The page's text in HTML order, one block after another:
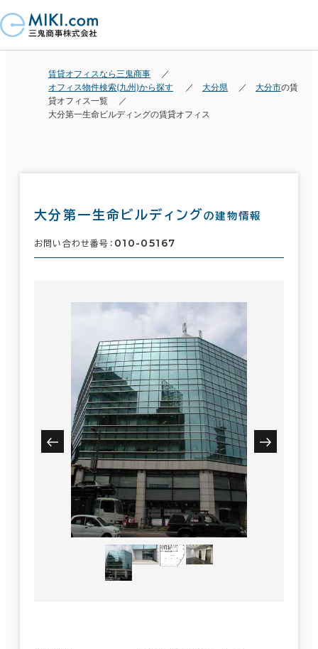
賃貸オフィスなら三鬼商事
オフィス物件検索(九州)から探す
大分県 大分市の賃
貸オフィス一覧
大分第一生命ビルディングの賃貸オフィス
大分第一生命ビルディングの建物情報
お問い合わせ番号： 010-05167